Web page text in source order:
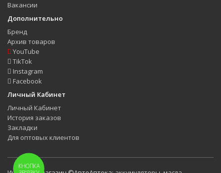
Вакансии
Дополнительно
Бренд
Архив товаров
YouTube
TikTok
Instagram
Facebook
Личный Кабинет
Личный Кабинет
История заказов
Закладки
Для оптовых клиентов
КНОПКА